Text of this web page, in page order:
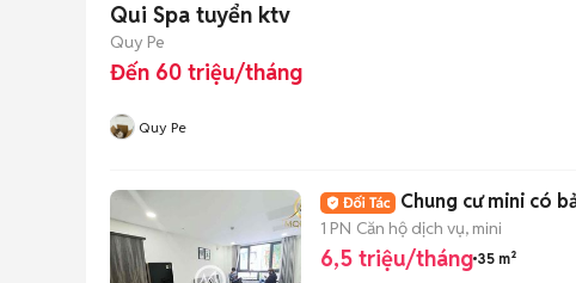
Qui Spa tuyển ktv
Quy Pe
Đến 60 triệu/tháng
Quy Pe
Chung cư mini có
1 PN Căn hộ dịch vụ, mini
6,5 triệu/tháng 35 m²